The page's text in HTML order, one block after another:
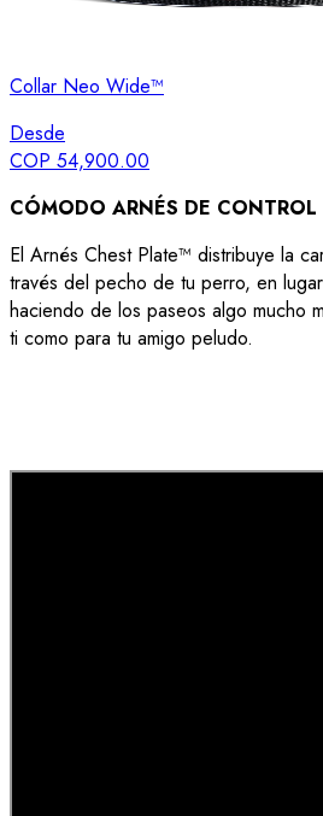
Collar Neo Wide™
Desde
COP 54,900.00
CÓMODO ARNÉS DE CONTROL
El Arnés Chest Plate™ distribuye la
través del pecho de tu perro, en
haciendo de los paseos algo mucho
ti como para tu amigo peludo.